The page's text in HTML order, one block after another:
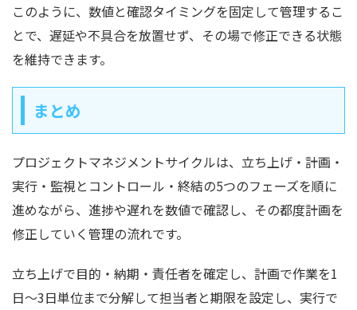
このように、数値と確認タイミングを固定して管理するこ
とで、遅延や不具合を放置せず、その場で修正できる状態
を維持できます。
まとめ
プロジェクトマネジメントサイクルは、立ち上げ・計画・
実行・監視とコントロール・終結の5つのフェーズを順に
進めながら、進捗や遅れを数値で確認し、その都度計画を
修正していく管理の流れです。
立ち上げで目的・納期・責任者を確定し、計画で作業を1
日〜3日単位まで分解して担当者と期限を設定し、実行で